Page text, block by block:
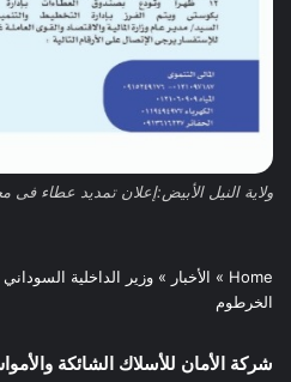
ولاية النيل الأبيض:إعلان تمديد عطاء فى
Home
» الأخبار » وزير الداخلية
الخرطوم
شركة الأمان للأسلاك الشائكة